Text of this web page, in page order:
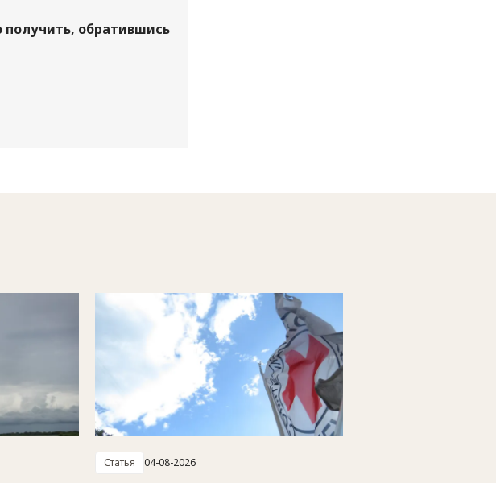
обратившись
Статья 04-08-2026